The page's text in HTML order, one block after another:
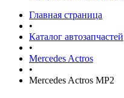
Главная страница
•
Каталог автозапчастей
•
Mercedes Actros
•
Mercedes Actros MP2